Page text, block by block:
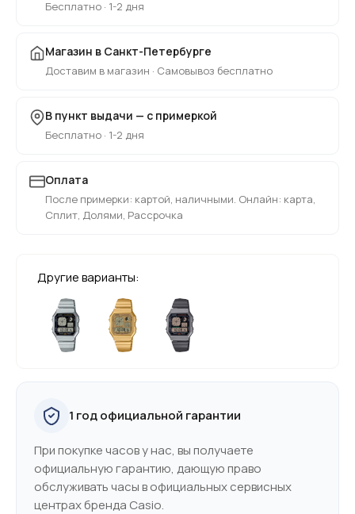
Бесплатно · 1-2 дня
Магазин в Санкт-Петербурге
Доставим в магазин · Самовывоз бесплатно
В пункт выдачи — с примеркой
Бесплатно · 1-2 дня
Оплата
После примерки: картой, наличными. Онлайн: карта,
Сплит, Долями, Рассрочка
Другие варианты:
1 год официальной гарантии
При покупке часов у нас, вы получаете
официальную гарантию, дающую право
обслуживать часы в официальных сервисных
центрах бренда Casio.